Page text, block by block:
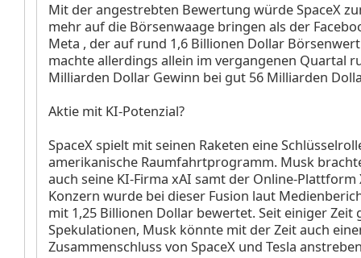
Mit der angestrebten Bewertung würde SpaceX
mehr auf die Börsenwaage bringen als der
Meta , der auf rund 1,6 Billionen Dollar
machte allerdings allein im vergangenen Quartal
Milliarden Dollar Gewinn bei gut 56 Milliarden
Aktie mit KI-Potenzial?
SpaceX spielt mit seinen Raketen eine
amerikanische Raumfahrtprogramm. Musk
auch seine KI-Firma xAI samt der Online-Plattform
Konzern wurde bei dieser Fusion laut
mit 1,25 Billionen Dollar bewertet. Seit einiger Zeit
Spekulationen, Musk könnte mit der Zeit auch
Zusammenschluss von SpaceX und Tesla